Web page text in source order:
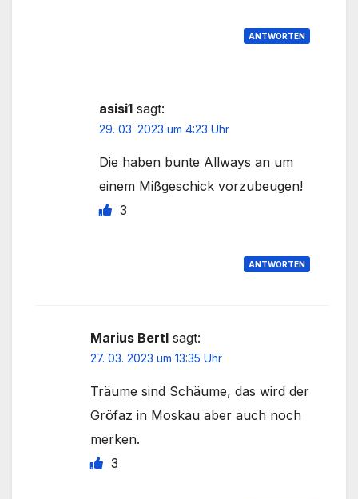
ANTWORTEN
asisi1 sagt:
29. 03. 2023 um 4:23 Uhr
Die haben bunte Allways an um
einem Mißgeschick vorzubeugen!
3
ANTWORTEN
Marius Bertl sagt:
27. 03. 2023 um 13:35 Uhr
Träume sind Schäume, das wird der
Gröfaz in Moskau aber auch noch
merken.
3